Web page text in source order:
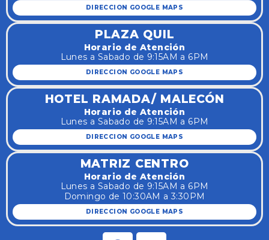
DIRECCION GOOGLE MAPS
PLAZA QUIL
Horario de Atención
Lunes a Sabado de 9:15AM a 6PM
DIRECCION GOOGLE MAPS
HOTEL RAMADA/ MALECÓN
Horario de Atención
Lunes a Sabado de 9:15AM a 6PM
DIRECCION GOOGLE MAPS
MATRIZ CENTRO
Horario de Atención
Lunes a Sabado de 9:15AM a 6PM
Domingo de 10:30AM a 3:30PM
DIRECCION GOOGLE MAPS